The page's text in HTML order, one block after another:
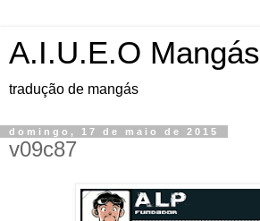
A.I.U.E.O Mangás
tradução de mangás
domingo, 17 de maio de 2015
v09c87